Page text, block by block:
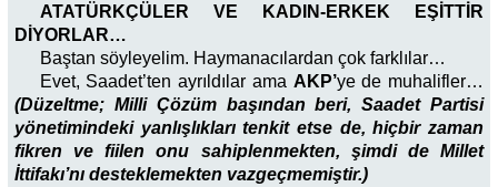
ATATÜRKÇÜLER VE KADIN-ERKEK EŞİTTİR
DİYORLAR…
Baştan söyleyelim. Haymanacılardan çok farklılar…
Evet, Saadet’ten ayrıldılar ama AKP’ye de muhalifler…
(Düzeltme; Milli Çözüm başından beri, Saadet Partisi
yönetimindeki yanlışlıkları tenkit etse de, hiçbir zaman
fikren ve fiilen onu sahiplenmekten, şimdi de Millet
İttifakı’nı desteklemekten vazgeçmemiştir.)